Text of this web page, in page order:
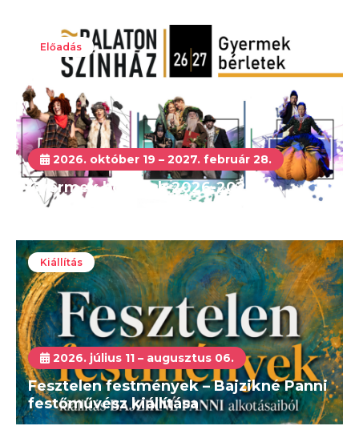
Előadás
2026. október 19 – 2027. február 28.
Gyermek bérletek 2026-2027
Kiállítás
2026. július 11 – augusztus 06.
Fesztelen festmények – Bajzikné Panni
festőművész kiállítása